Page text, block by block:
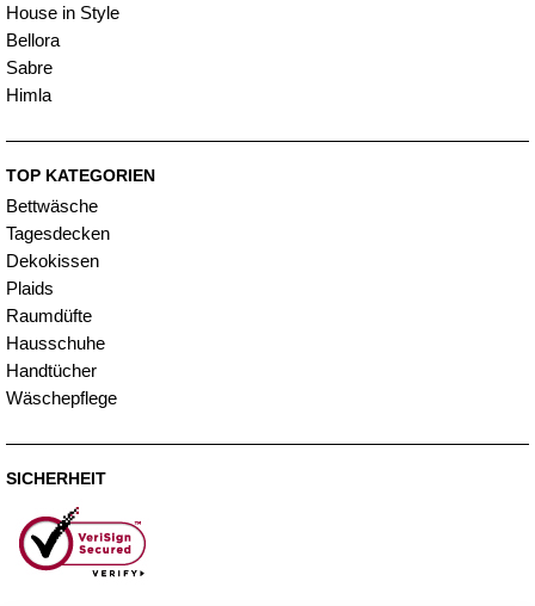
House in Style
Bellora
Sabre
Himla
TOP KATEGORIEN
Bettwäsche
Tagesdecken
Dekokissen
Plaids
Raumdüfte
Hausschuhe
Handtücher
Wäschepflege
SICHERHEIT